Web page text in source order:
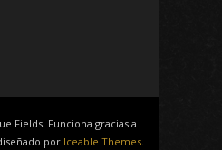
Fields. Funciona gracias a
por Iceable Themes.